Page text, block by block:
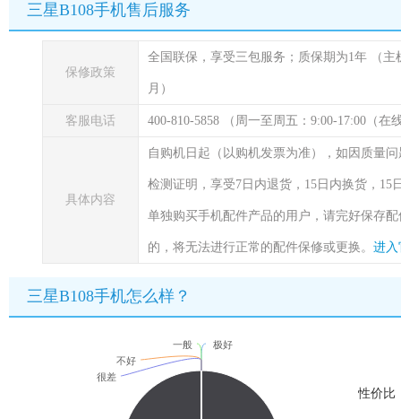
三星B108手机售后服务
保修政策
全国联保，享受三包服务；质保期为1年 （
月）
客服电话 400-810-5858 （周一至周五：9:00-17:00（在
具体内容
自购机日起（以购机发票为准），如因质量
检测证明，享受7日内退货，15日内换货，
单独购买手机配件产品的用户，请完好保存
的，将无法进行正常的配件保修或更换。 进入
三星B108手机怎么样？
极好
一般
不好
很差
性价比